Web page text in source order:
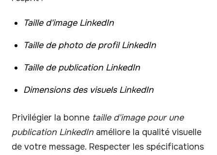
Taille d'image LinkedIn
Taille de photo de profil LinkedIn
Taille de publication LinkedIn
Dimensions des visuels LinkedIn
Privilégier la bonne taille d'image pour une
publication LinkedIn améliore la qualité visuelle
de votre message. Respecter les spécifications